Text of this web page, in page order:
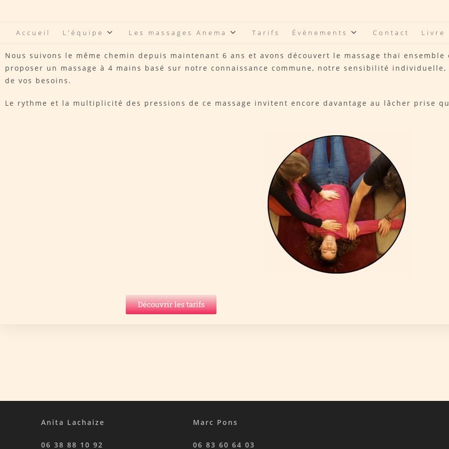
Accueil L’équipe Les massages Anema Tarifs Évènements Contact Livre
Nous suivons le même chemin depuis maintenant 6 ans et avons découvert le massage thaï
proposer un massage à 4 mains basé sur notre connaissance commune, notre sensibilité
de vos besoins.
Le rythme et la multiplicité des pressions de ce massage invitent encore davantage au lâcher prise
Découvrir les tarifs
Anita Lachaize
06 38 88 10 92
Marc Pons
06 83 60 64 03